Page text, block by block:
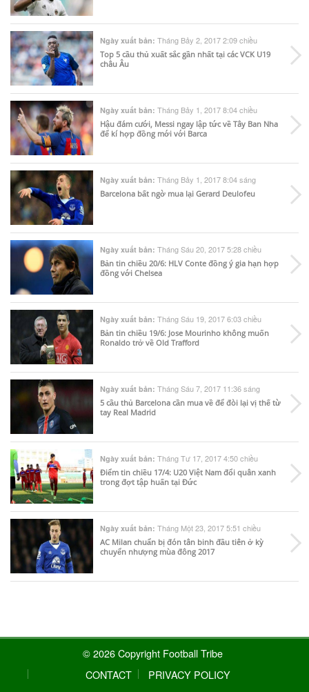
Ngày xuất bản: Tháng Bảy 2, 2017 2:09 chiều
Top 5 cầu thủ xuất sắc gần nhất tại các VCK U19
châu Âu
Ngày xuất bản: Tháng Bảy 1, 2017 8:04 chiều
Hậu đám cưới, Messi ngay lập tức về Tây Ban Nha
để kí hợp đồng mới với Barca
Ngày xuất bản: Tháng Bảy 1, 2017 8:04 sáng
Barcelona bất ngờ mua lại Gerard Deulofeu
Ngày xuất bản: Tháng Sáu 20, 2017 5:28 chiều
Bản tin chiều 20/6: HLV Conte đồng ý gia hạn hợp
đồng với Chelsea
Ngày xuất bản: Tháng Sáu 19, 2017 6:03 chiều
Bản tin chiều 19/6: Jose Mourinho không muốn
Ronaldo trở về Old Trafford
Ngày xuất bản: Tháng Sáu 7, 2017 11:36 sáng
5 cầu thủ Barcelona cần mua về để đòi lại vị thế từ
tay Real Madrid
Ngày xuất bản: Tháng Tư 17, 2017 4:50 chiều
Điểm tin chiều 17/4: U20 Việt Nam đổi quân xanh
trong đợt tập huấn tại Đức
Ngày xuất bản: Tháng Một 23, 2017 5:51 chiều
AC Milan chuẩn bị đón tân binh đầu tiên ở kỳ
chuyển nhượng mùa đông 2017
© 2026 Copyright Football Tribe
CONTACT
PRIVACY POLICY